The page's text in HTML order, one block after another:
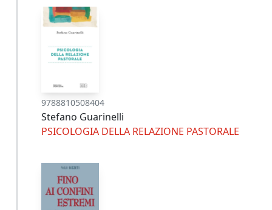
9788810508404
Stefano Guarinelli
PSICOLOGIA DELLA RELAZIONE PASTORALE